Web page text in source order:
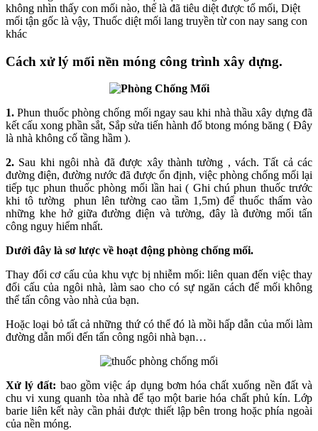
không nhìn thấy con mối nào, thế là đã tiêu diệt được tổ mối, Diệt
mối tận gốc là vậy, Thuốc diệt mối lang truyền từ con nay sang con
khác
Cách xử lý mối nền móng công trình xây dựng.
1. Phun thuốc phòng chống mối ngay sau khi nhà thầu xây dựng đã
kết cấu xong phần sắt, Sắp sửa tiến hành đổ btong móng băng ( Đây
là nhà không cố tầng hầm ).
2. Sau khi ngôi nhà đã được xây thành tường , vách. Tất cả các
đường điện, đường nước đã được ổn định, việc phòng chống mối lại
tiếp tục phun thuốc phòng mối lần hai ( Ghi chú phun thuốc trước
khi tô tường phun lên tường cao tầm 1,5m) để thuốc thấm vào
những khe hở giữa đường điện và tường, đây là đường mối tấn
công nguy hiểm nhất.
Dưới đây là sơ lược về hoạt động phòng chống mối.
Thay đổi cơ cấu của khu vực bị nhiễm mối: liên quan đến việc thay
đổi cấu của ngôi nhà, làm sao cho có sự ngăn cách để mối không
thể tấn công vào nhà của bạn.
Hoặc loại bỏ tất cả những thứ có thể đó là mồi hấp dẫn của mối làm
đường dẫn mối đến tấn công ngôi nhà bạn…
Xử lý đất: bao gồm việc áp dụng bơm hóa chất xuống nền đất và
chu vi xung quanh tòa nhà để tạo một barie hóa chất phủ kín. Lớp
barie liên kết này cần phải được thiết lập bên trong hoặc phía ngoài
của nền móng.